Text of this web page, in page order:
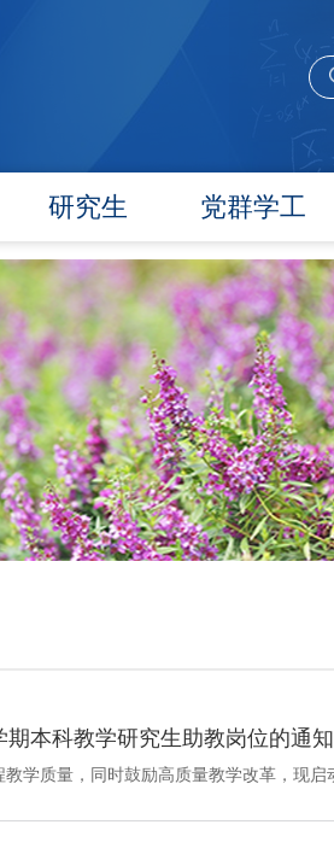
研究生
信息公告
招生工作
培养工作
毕业学位
政策文件
党群学工
党委概况
党建工作
文件汇编
团学通知
团学新闻
学生文件资料
期本科教学研究生助教岗位的通知